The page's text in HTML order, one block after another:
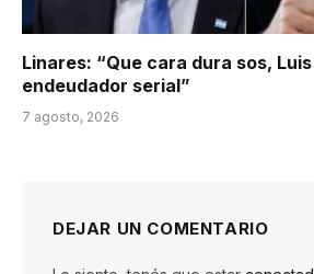
Linares: “Que cara dura sos,
endeudador serial”
7 agosto, 2026
DEJAR UN COMENTARIO